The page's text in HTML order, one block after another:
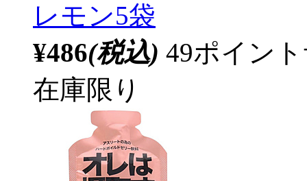
レモン5袋
¥486(税込) 49ポイン
在庫限り